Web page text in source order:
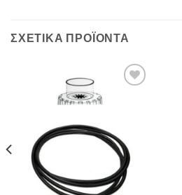
ΣΧΕΤΙΚΆ ΠΡΟΪΌΝΤΑ
στην λίστα
επιθυμιών